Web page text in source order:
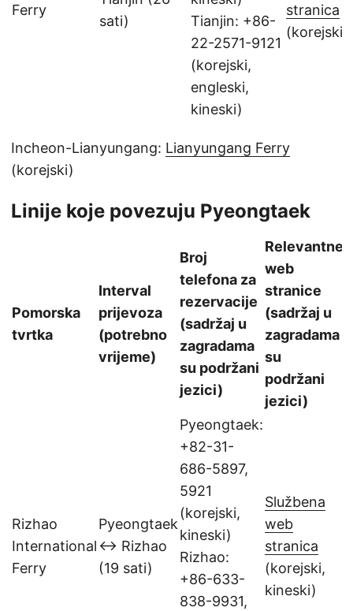
Ferry
sati)
Tianjin: +86-
22-2571-9121
(korejski,
engleski,
kineski)
stranica
(korejski)
Incheon-Lianyungang: Lianyungang Ferry
(korejski)
Linije koje povezuju Pyeongtaek
Pomorska
tvrtka
Interval
prijevoza
(potrebno
vrijeme)
Broj
telefona za
rezervacije
(sadržaj u
zagradama
su podržani
jezici)
Relevantne
web
stranice
(sadržaj u
zagradama
su
podržani
jezici)
Rizhao
International
Ferry
Pyeongtaek
↔ Rizhao
(19 sati)
Pyeongtaek:
+82-31-
686-5897,
5921
(korejski,
kineski)
Rizhao:
+86-633-
838-9931,
Službena
web
stranica
(korejski,
kineski)